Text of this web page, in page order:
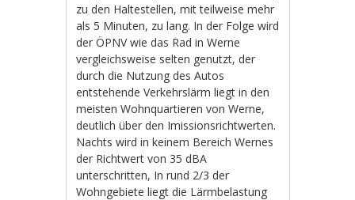
zu den Haltestellen, mit teilweise mehr
als 5 Minuten, zu lang. In der Folge wird
der ÖPNV wie das Rad in Werne
vergleichsweise selten genutzt, der
durch die Nutzung des Autos
entstehende Verkehrslärm liegt in den
meisten Wohnquartieren von Werne,
deutlich über den Imissionsrichtwerten.
Nachts wird in keinem Bereich Wernes
der Richtwert von 35 dBA
unterschritten, In rund 2/3 der
Wohngebiete liegt die Lärmbelastung